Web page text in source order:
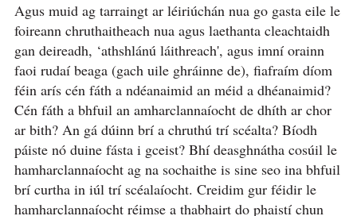
Agus muid ag tarraingt ar léiriúchán nua go gasta eile le
foireann chruthaitheach nua agus laethanta cleachtaidh
gan deireadh, ‘athshlánú láithreach', agus imní orainn
faoi rudaí beaga (gach uile ghráinne de), fiafraím díom
féin arís cén fáth a ndéanaimid an méid a dhéanaimid?
Cén fáth a bhfuil an amharclannaíocht de dhíth ar chor
ar bith? An gá dúinn brí a chruthú trí scéalta? Bíodh
páiste nó duine fásta i gceist? Bhí deasghnátha cosúil le
hamharclannaíocht ag na sochaithe is sine seo ina bhfuil
brí curtha in iúl trí scéalaíocht. Creidim gur féidir le
hamharclannaíocht réimse a thabhairt do phaistí chun